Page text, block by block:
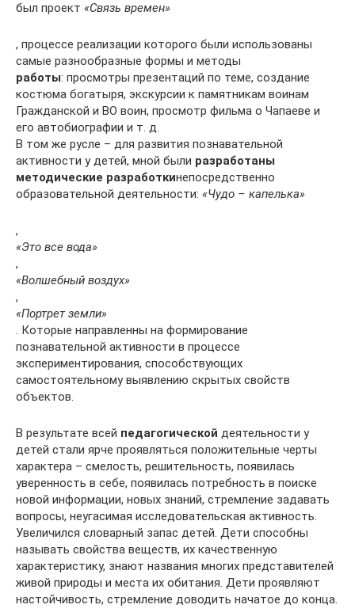
был проект «Связь времен»
, процессе реализации которого были использованы
самые разнообразные формы и методы
работы: просмотры презентаций по теме, создание
костюма богатыря, экскурсии к памятникам воинам
Гражданской и ВО воин, просмотр фильма о Чапаеве и
его автобиографии и т. д.
В том же русле – для развития познавательной
активности у детей, мной были разработаны
методические разработкинепосредственно
образовательной деятельности: «Чудо – капелька»
,
«Это все вода»
,
«Волшебный воздух»
,
«Портрет земли»
. Которые направленны на формирование
познавательной активности в процессе
экспериментирования, способствующих
самостоятельному выявлению скрытых свойств
объектов.
В результате всей педагогической деятельности у
детей стали ярче проявляться положительные черты
характера – смелость, решительность, появилась
уверенность в себе, появилась потребность в поиске
новой информации, новых знаний, стремление задавать
вопросы, неугасимая исследовательская активность.
Увеличился словарный запас детей. Дети способны
называть свойства веществ, их качественную
характеристику, знают названия многих представителей
живой природы и места их обитания. Дети проявляют
настойчивость, стремление доводить начатое до конца.